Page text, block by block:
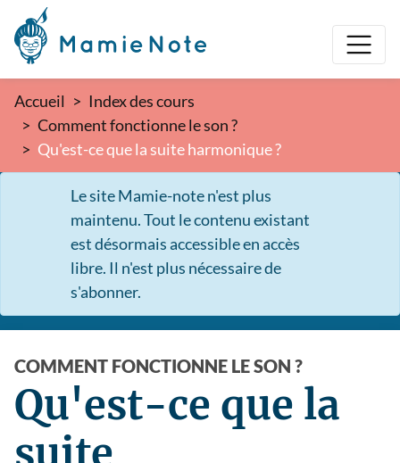
Accueil
Index des cours
Comment fonctionne le son ?
Qu'est-ce que la suite harmonique ?
Le site Mamie-note n'est plus
maintenu. Tout le contenu existant
est désormais accessible en accès
libre. Il n'est plus nécessaire de
s'abonner.
COMMENT FONCTIONNE LE SON ?
Qu'est-ce que la